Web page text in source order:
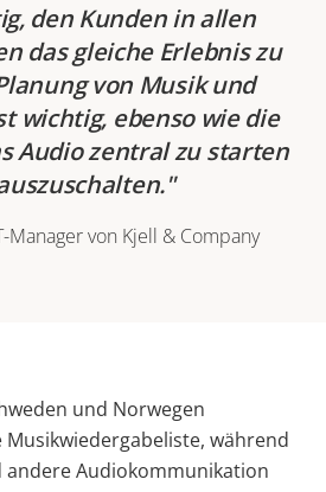
den Kunden in allen
das gleiche Erlebnis zu
von Musik und
wichtig, ebenso wie die
Audio zentral zu starten
Manager von Kjell & Company
und Norwegen
während
andere Audiokommunikation